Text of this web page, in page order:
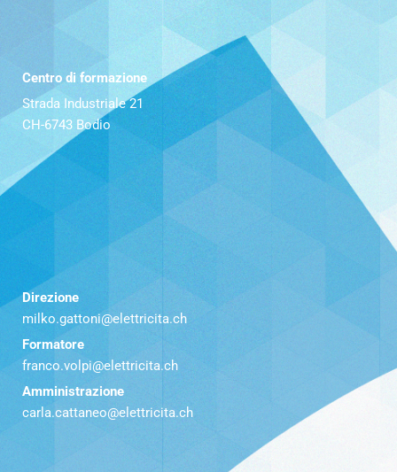
Centro di formazione
Strada Industriale 21
CH-6743 Bodio
Direzione
milko.gattoni@elettricita.ch
Formatore
franco.volpi@elettricita.ch
Amministrazione
carla.cattaneo@elettricita.ch